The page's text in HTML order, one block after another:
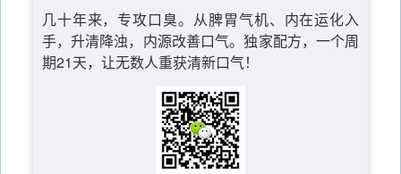
几十年来，专攻口臭。从脾胃气机、内在运化入
手，升清降浊，内源改善口气。独家配方，一个周
期21天，让无数人重获清新口气！